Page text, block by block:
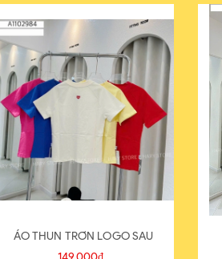
ÁO THUN TRƠN LOGO SAU